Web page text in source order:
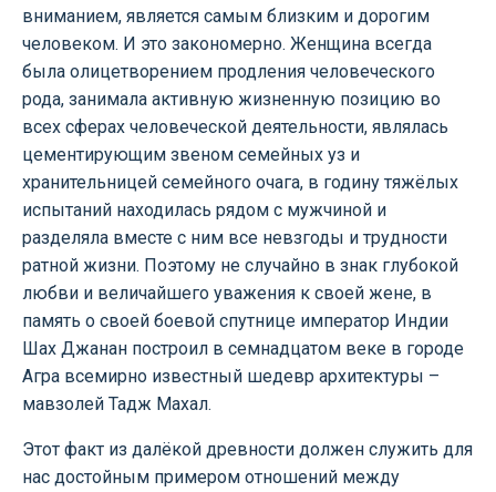
вниманием, является самым близким и дорогим
человеком. И это закономерно. Женщина всегда
была олицетворением продления человеческого
рода, занимала активную жизненную позицию во
всех сферах человеческой деятельности, являлась
цементирующим звеном семейных уз и
хранительницей семейного очага, в годину тяжёлых
испытаний находилась рядом с мужчиной и
разделяла вместе с ним все невзгоды и трудности
ратной жизни. Поэтому не случайно в знак глубокой
любви и величайшего уважения к своей жене, в
память о своей боевой спутнице император Индии
Шах Джанан построил в семнадцатом веке в городе
Агра всемирно известный шедевр архитектуры –
мавзолей Тадж Махал.
Этот факт из далёкой древности должен служить для
нас достойным примером отношений между